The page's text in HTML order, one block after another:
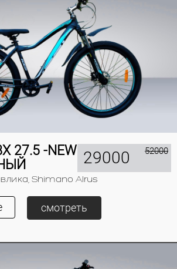
27.5 -NEW
Shimano Alrus
29000 52000
смотреть